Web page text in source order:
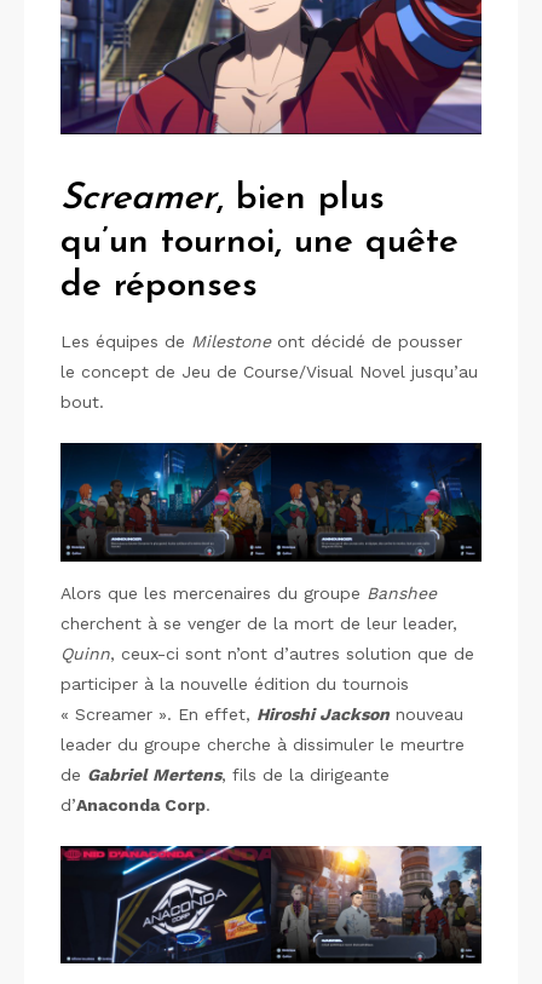
Screamer, bien plus
qu’un tournoi, une quête
de réponses
Les équipes de Milestone ont décidé de pousser
le concept de Jeu de Course/Visual Novel jusqu’au
bout.
Alors que les mercenaires du groupe Banshee
cherchent à se venger de la mort de leur leader,
Quinn, ceux-ci sont n’ont d’autres solution que de
participer à la nouvelle édition du tournois
« Screamer ». En effet, Hiroshi Jackson nouveau
leader du groupe cherche à dissimuler le meurtre
de Gabriel Mertens, fils de la dirigeante
d’Anaconda Corp.